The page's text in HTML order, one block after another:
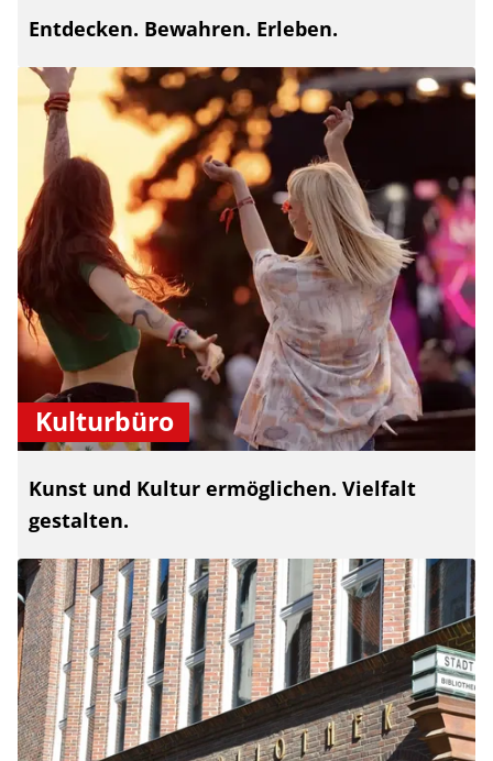
Entdecken. Bewahren. Erleben.
Kulturbüro
Kunst und Kultur ermöglichen. Vielfalt
gestalten.